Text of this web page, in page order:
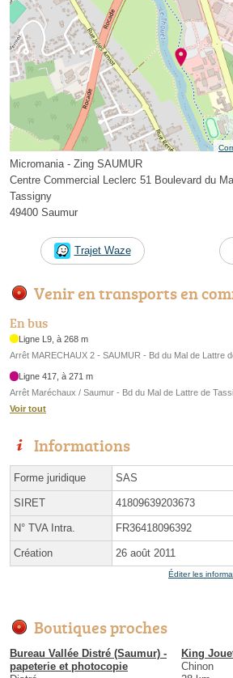
Micromania - Zing SAUMUR
Centre Commercial Leclerc 51 Boulevard du
Tassigny
49400 Saumur
Trajet Waze
Venir en transports en
En bus
Ligne L9, à 268 m
Arrêt MARECHAUX 2 - SAUMUR - Bd du Mal de Lattre
Ligne 417, à 271 m
Arrêt Maréchaux / Saumur - Bd du Mal de Lattre de
Voir tout
Informations
Forme juridique SAS
SIRET 41809639203673
N° TVA Intra. FR36418096392
Création 26 août 2011
Éditer les
Boutiques proches
Bureau Vallée Distré (Saumur) -
papeterie et photocopie
King
Chinon